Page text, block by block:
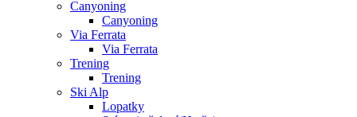
Canyoning
Canyoning
Via Ferrata
Via Ferrata
Trening
Trening
Ski Alp
Lopatky